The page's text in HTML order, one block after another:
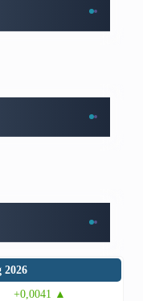
2026
+0,0041 ▲